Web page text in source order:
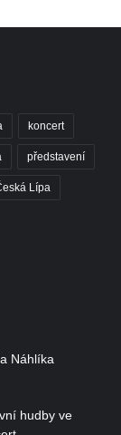
koncert
představení
Lípa
Náhlíka
hudby ve